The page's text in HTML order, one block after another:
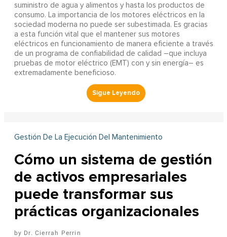
suministro de agua y alimentos y hasta los productos de
consumo. La importancia de los motores eléctricos en la
sociedad moderna no puede ser subestimada. Es gracias
a esta función vital que el mantener sus motores
eléctricos en funcionamiento de manera eficiente a través
de un programa de confiabilidad de calidad –que incluya
pruebas de motor eléctrico (EMT) con y sin energía– es
extremadamente beneficioso.
Gestión De La Ejecución Del Mantenimiento
Cómo un sistema de gestión
de activos empresariales
puede transformar sus
prácticas organizacionales
Dr. Cierrah Perrin